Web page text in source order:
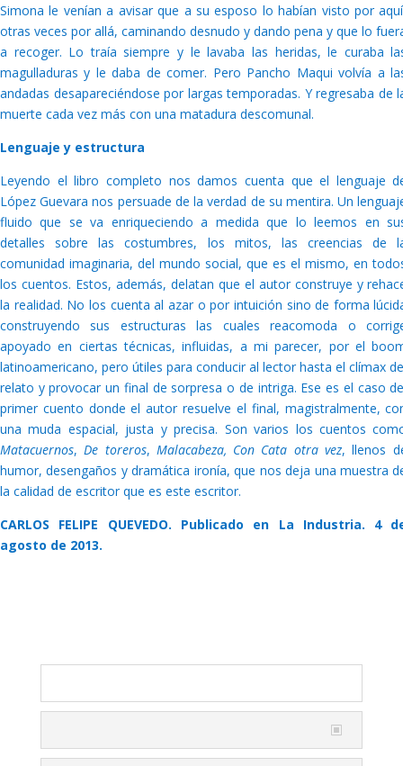
Simona le venían a avisar que a su esposo lo habían visto por
otras veces por allá, caminando desnudo y dando pena y que lo
a recoger. Lo traía siempre y le lavaba las heridas, le curaba
magulladuras y le daba de comer. Pero Pancho Maqui volvía a
andadas desapareciéndose por largas temporadas. Y regresaba de
muerte cada vez más con una matadura descomunal.
Lenguaje y estructura
Leyendo el libro completo nos damos cuenta que el lenguaje
López Guevara nos persuade de la verdad de su mentira. Un
fluido que se va enriqueciendo a medida que lo leemos en
detalles sobre las costumbres, los mitos, las creencias de
comunidad imaginaria, del mundo social, que es el mismo, en
los cuentos. Estos, además, delatan que el autor construye y
la realidad. No los cuenta al azar o por intuición sino de forma
construyendo sus estructuras las cuales reacomoda o
apoyado en ciertas técnicas, influidas, a mi parecer, por el
latinoamericano, pero útiles para conducir al lector hasta el clímax
relato y provocar un final de sorpresa o de intriga. Ese es el caso
primer cuento donde el autor resuelve el final, magistralmente,
una muda espacial, justa y precisa. Son varios los cuentos
Matacuernos,De toreros, Malacabeza, Con Cata otra vez, llenos
humor, desengaños y dramática ironía, que nos deja una muestra
la calidad de escritor que es este escritor.
CARLOS FELIPE QUEVEDO. Publicado en La Industria. 4
agosto de 2013.